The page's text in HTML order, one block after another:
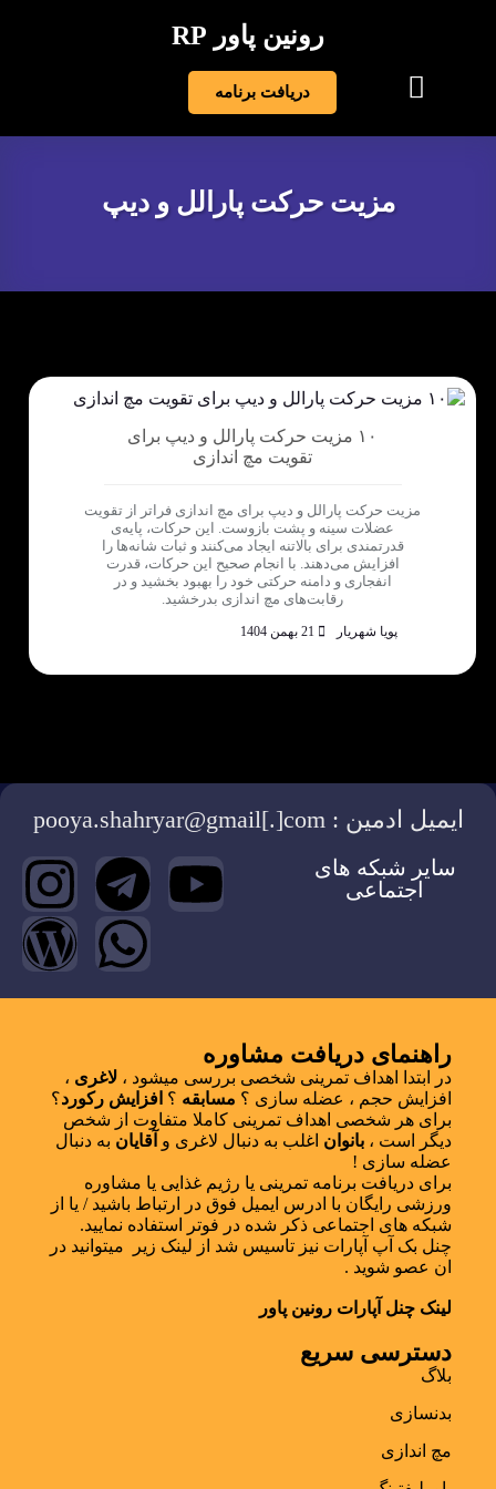
رونین پاور RP
دریافت برنامه
مزیت حرکت پارالل و دیپ
۱۰ مزیت حرکت پارالل و دیپ برای
تقویت مچ اندازی
مزیت حرکت پارالل و دیپ برای مچ اندازی فراتر از تقویت
عضلات سینه و پشت بازوست. این حرکات، پایه‌ی
قدرتمندی برای بالاتنه ایجاد می‌کنند و ثبات شانه‌ها را
افزایش می‌دهند. با انجام صحیح این حرکات، قدرت
انفجاری و دامنه حرکتی خود را بهبود بخشید و در
رقابت‌های مچ اندازی بدرخشید.
پویا شهریار
ایمیل ادمین : pooya.shahryar@gmail[.]com
سایر شبکه های
اجتماعی
راهنمای دریافت مشاوره
در ابتدا اهداف تمرینی شخصی بررسی میشود ، لاغری ،
افزایش حجم ، عضله سازی ؟ مسابقه ؟ افزایش رکورد؟
برای هر شخصی اهداف تمرینی کاملا متفاوت از شخص
دیگر است ، بانوان اغلب به دنبال لاغری و آقایان به دنبال
عضله سازی !
برای دریافت برنامه تمرینی یا رژیم غذایی یا مشاوره
ورزشی رایگان با ادرس ایمیل فوق در ارتباط باشید / یا از
شبکه های اجتماعی ذکر شده در فوتر استفاده نمایید.
چنل بک آپ آپارات نیز تاسیس شد از لینک زیر میتوانید در
ان عصو شوید .
لینک چنل آپارات رونین پاور
دسترسی سریع
بلاگ
بدنسازی
مچ اندازی